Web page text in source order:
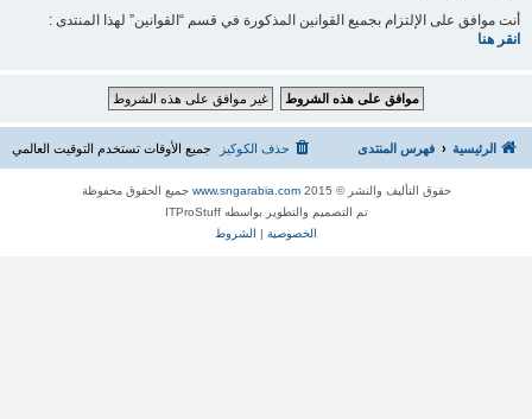
أنت موافق على الإلتزام بجميع القوانين المذكورة في قسم “القوانين” لهذا المنتدى :
انقر هنا
الرئيسية فهرس المنتدى جميع الأوقات تستخدم التوقيت العالمي حذف الكوكيز
حقوق التأليف والنشر © 2015 www.sngarabia.com جميع الحقوق محفوظة
تم التصميم والتطوير بواسطه ITProStuff
الخصوصية | الشروط